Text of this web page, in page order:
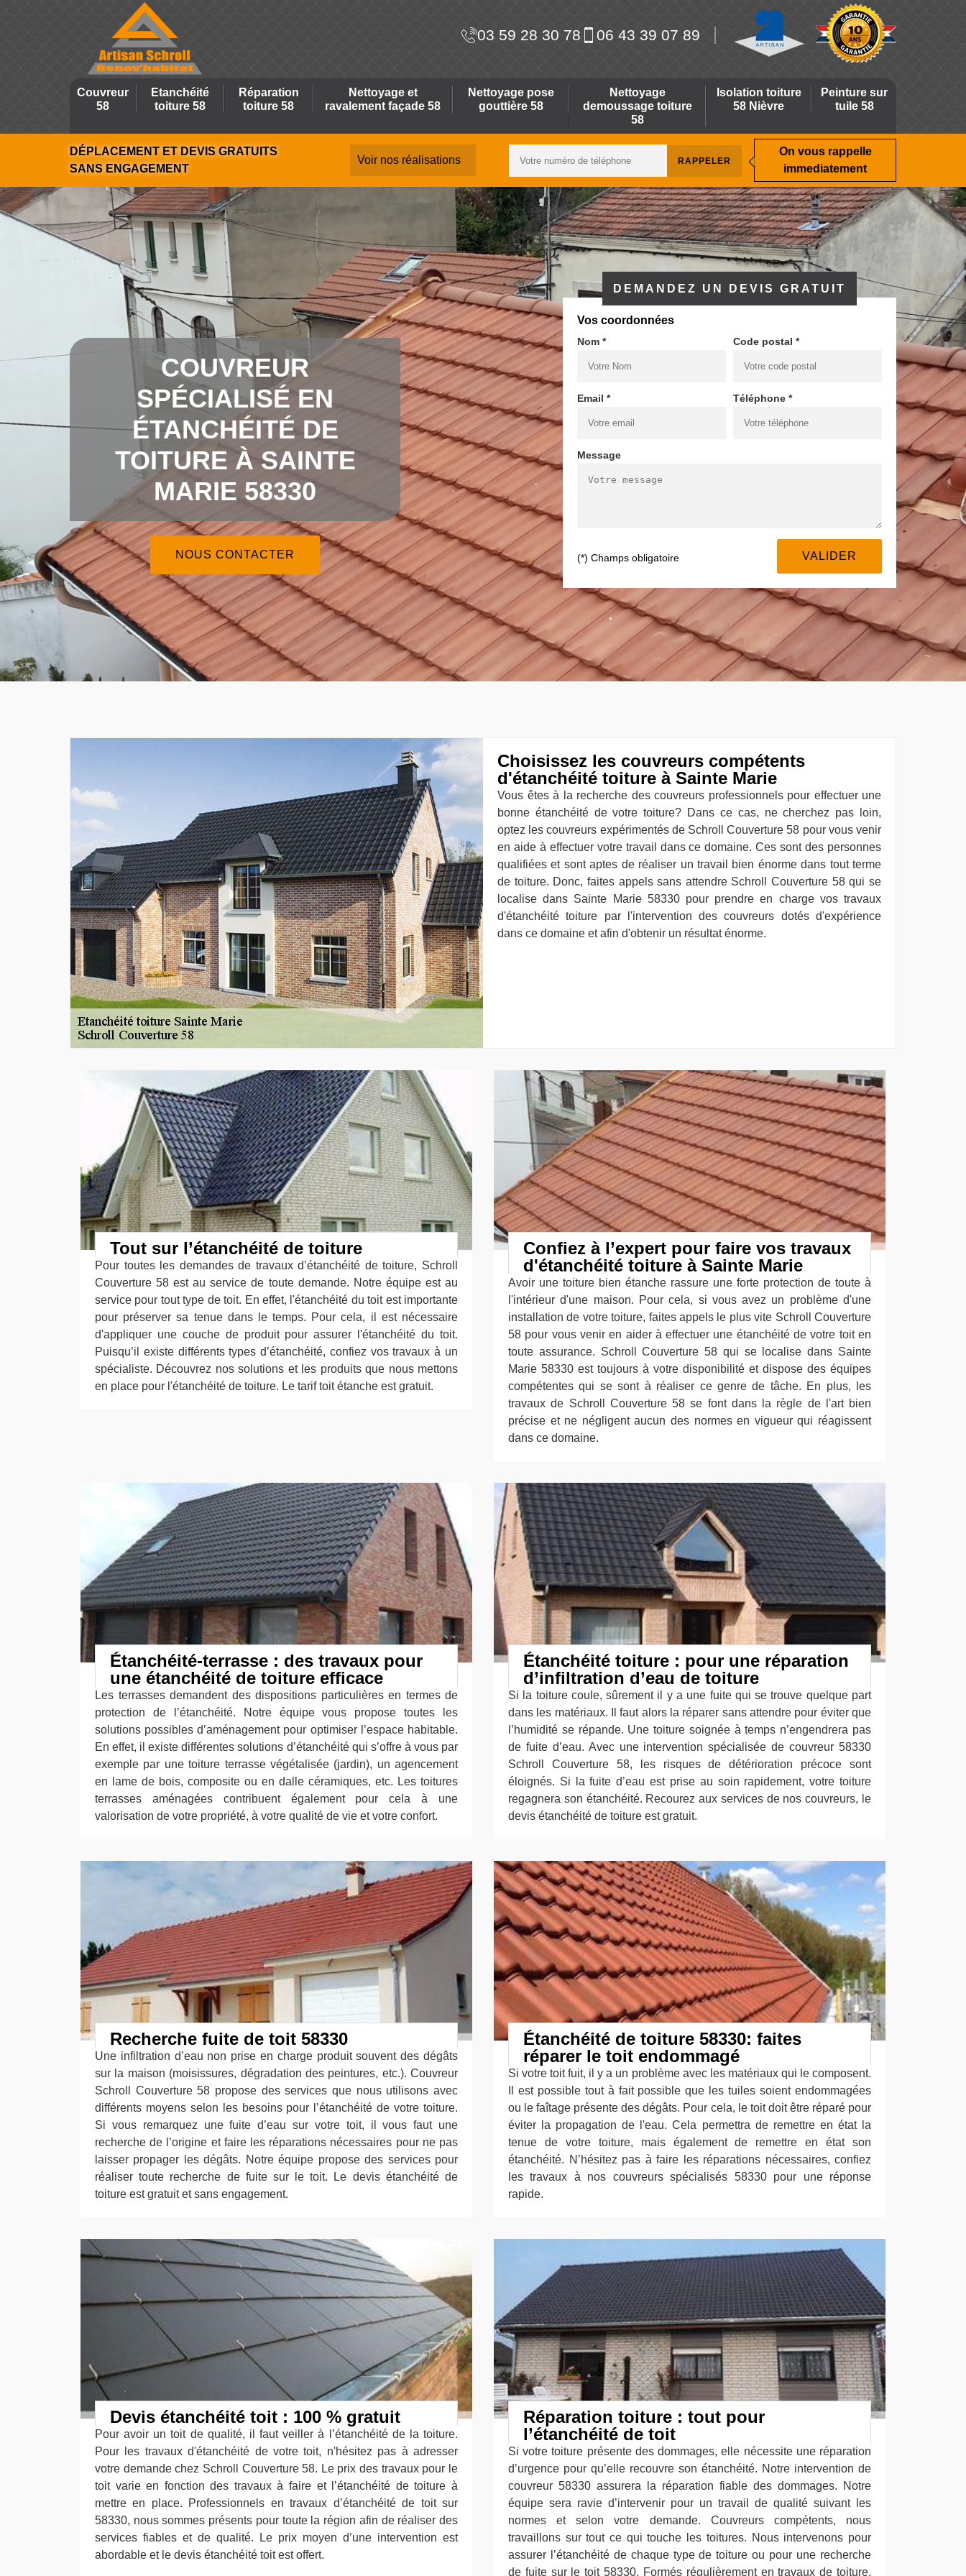
03 59 28 30 78 06 43 39 07 89
Couvreur
58
Etanchéité
toiture 58
Réparation
toiture 58
Nettoyage et
ravalement façade 58
Nettoyage pose
gouttière 58
Nettoyage
demoussage toiture
58
Isolation toiture
58 Nièvre
Peinture sur
tuile 58
DÉPLACEMENT ET DEVIS GRATUITS
SANS ENGAGEMENT
Voir nos réalisations
On vous rappelle
immediatement
COUVREUR
SPÉCIALISÉ EN
ÉTANCHÉITÉ DE
TOITURE À SAINTE
MARIE 58330
NOUS CONTACTER
DEMANDEZ UN DEVIS GRATUIT
Vos coordonnées
Nom * Code postal *
Email * Téléphone *
Message
(*) Champs obligatoire
Choisissez les couvreurs compétents
d'étanchéité toiture à Sainte Marie
Vous êtes à la recherche des couvreurs professionnels pour effectuer une
bonne étanchéité de votre toiture? Dans ce cas, ne cherchez pas loin,
optez les couvreurs expérimentés de Schroll Couverture 58 pour vous venir
en aide à effectuer votre travail dans ce domaine. Ces sont des personnes
qualifiées et sont aptes de réaliser un travail bien énorme dans tout terme
de toiture. Donc, faites appels sans attendre Schroll Couverture 58 qui se
localise dans Sainte Marie 58330 pour prendre en charge vos travaux
d'étanchéité toiture par l'intervention des couvreurs dotés d'expérience
dans ce domaine et afin d'obtenir un résultat énorme.
Tout sur l’étanchéité de toiture
Pour toutes les demandes de travaux d’étanchéité de toiture, Schroll
Couverture 58 est au service de toute demande. Notre équipe est au
service pour tout type de toit. En effet, l'étanchéité du toit est importante
pour préserver sa tenue dans le temps. Pour cela, il est nécessaire
d'appliquer une couche de produit pour assurer l'étanchéité du toit.
Puisqu’il existe différents types d’étanchéité, confiez vos travaux à un
spécialiste. Découvrez nos solutions et les produits que nous mettons
en place pour l'étanchéité de toiture. Le tarif toit étanche est gratuit.
Confiez à l’expert pour faire vos travaux
d'étanchéité toiture à Sainte Marie
Avoir une toiture bien étanche rassure une forte protection de toute à
l'intérieur d'une maison. Pour cela, si vous avez un problème d'une
installation de votre toiture, faites appels le plus vite Schroll Couverture
58 pour vous venir en aider à effectuer une étanchéité de votre toit en
toute assurance. Schroll Couverture 58 qui se localise dans Sainte
Marie 58330 est toujours à votre disponibilité et dispose des équipes
compétentes qui se sont à réaliser ce genre de tâche. En plus, les
travaux de Schroll Couverture 58 se font dans la règle de l'art bien
précise et ne négligent aucun des normes en vigueur qui réagissent
dans ce domaine.
Étanchéité-terrasse : des travaux pour
une étanchéité de toiture efficace
Les terrasses demandent des dispositions particulières en termes de
protection de l’étanchéité. Notre équipe vous propose toutes les
solutions possibles d’aménagement pour optimiser l’espace habitable.
En effet, il existe différentes solutions d’étanchéité qui s’offre à vous par
exemple par une toiture terrasse végétalisée (jardin), un agencement
en lame de bois, composite ou en dalle céramiques, etc. Les toitures
terrasses aménagées contribuent également pour cela à une
valorisation de votre propriété, à votre qualité de vie et votre confort.
Étanchéité toiture : pour une réparation
d’infiltration d’eau de toiture
Si la toiture coule, sûrement il y a une fuite qui se trouve quelque part
dans les matériaux. Il faut alors la réparer sans attendre pour éviter que
l’humidité se répande. Une toiture soignée à temps n’engendrera pas
de fuite d’eau. Avec une intervention spécialisée de couvreur 58330
Schroll Couverture 58, les risques de détérioration précoce sont
éloignés. Si la fuite d’eau est prise au soin rapidement, votre toiture
regagnera son étanchéité. Recourez aux services de nos couvreurs, le
devis étanchéité de toiture est gratuit.
Recherche fuite de toit 58330
Une infiltration d’eau non prise en charge produit souvent des dégâts
sur la maison (moisissures, dégradation des peintures, etc.). Couvreur
Schroll Couverture 58 propose des services que nous utilisons avec
différents moyens selon les besoins pour l’étanchéité de votre toiture.
Si vous remarquez une fuite d’eau sur votre toit, il vous faut une
recherche de l’origine et faire les réparations nécessaires pour ne pas
laisser propager les dégâts. Notre équipe propose des services pour
réaliser toute recherche de fuite sur le toit. Le devis étanchéité de
toiture est gratuit et sans engagement.
Étanchéité de toiture 58330: faites
réparer le toit endommagé
Si votre toit fuit, il y a un problème avec les matériaux qui le composent.
Il est possible tout à fait possible que les tuiles soient endommagées
ou le faîtage présente des dégâts. Pour cela, le toit doit être réparé pour
éviter la propagation de l'eau. Cela permettra de remettre en état la
tenue de votre toiture, mais également de remettre en état son
étanchéité. N’hésitez pas à faire les réparations nécessaires, confiez
les travaux à nos couvreurs spécialisés 58330 pour une réponse
rapide.
Devis étanchéité toit : 100 % gratuit
Pour avoir un toit de qualité, il faut veiller à l’étanchéité de la toiture.
Pour les travaux d'étanchéité de votre toit, n'hésitez pas à adresser
votre demande chez Schroll Couverture 58. Le prix des travaux pour le
toit varie en fonction des travaux à faire et l’étanchéité de toiture à
mettre en place. Professionnels en travaux d’étanchéité de toit sur
58330, nous sommes présents pour toute la région afin de réaliser des
services fiables et de qualité. Le prix moyen d’une intervention est
abordable et le devis étanchéité toit est offert.
Réparation toiture : tout pour
l’étanchéité de toit
Si votre toiture présente des dommages, elle nécessite une réparation
d’urgence pour qu’elle recouvre son étanchéité. Notre intervention de
couvreur 58330 assurera la réparation fiable des dommages. Notre
équipe sera ravie d’intervenir pour un travail de qualité suivant les
normes et selon votre demande. Couvreurs compétents, nous
travaillons sur tout ce qui touche les toitures. Nous intervenons pour
assurer l’étanchéité de chaque type de toiture ou pour une recherche
de fuite sur le toit 58330. Formés régulièrement en travaux de toiture,